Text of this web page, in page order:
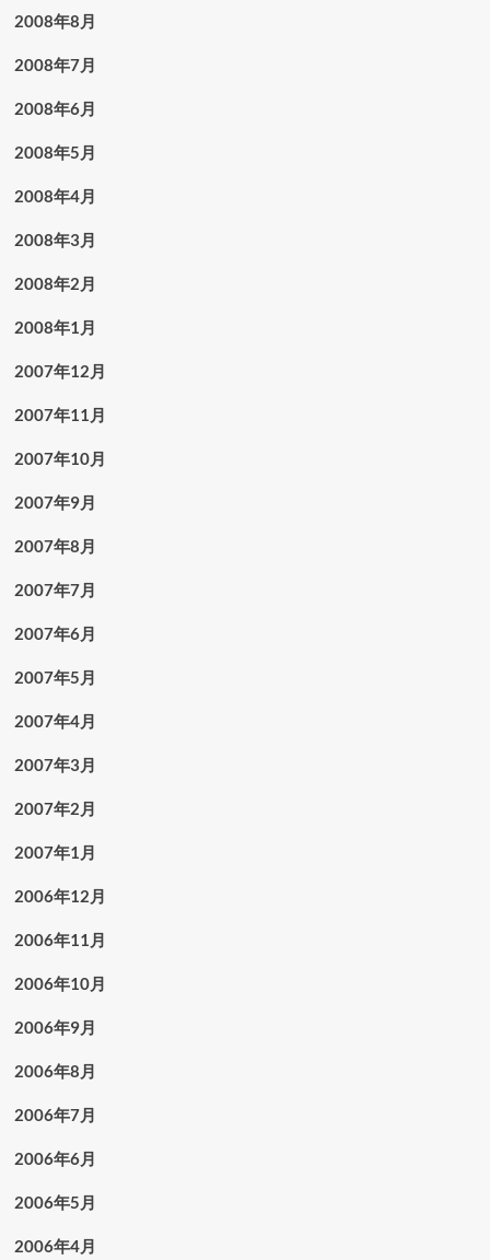
2008年8月
2008年7月
2008年6月
2008年5月
2008年4月
2008年3月
2008年2月
2008年1月
2007年12月
2007年11月
2007年10月
2007年9月
2007年8月
2007年7月
2007年6月
2007年5月
2007年4月
2007年3月
2007年2月
2007年1月
2006年12月
2006年11月
2006年10月
2006年9月
2006年8月
2006年7月
2006年6月
2006年5月
2006年4月